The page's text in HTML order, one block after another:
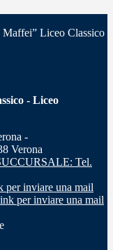
Maffei” Liceo Classico
- Liceo
-
Verona
Tel.
per inviare una mail
per inviare una mail